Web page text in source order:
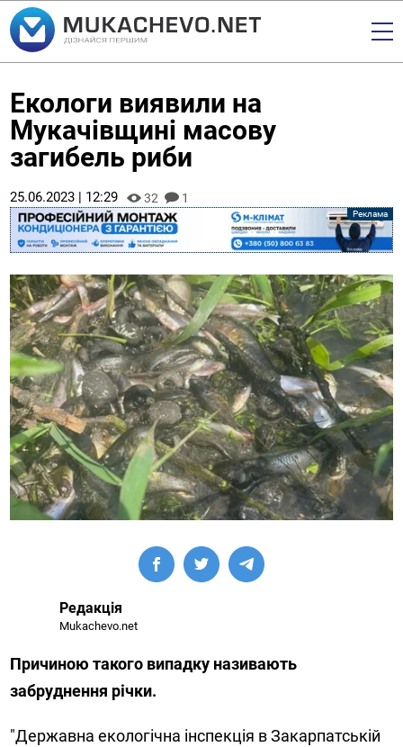
Екологи виявили на
Мукачівщині масову
загибель риби
25.06.2023 | 12:29 32 1
Редакція
Mukachevo.net
Причиною такого випадку називають
забруднення річки.
"Державна екологічна інспекція в Закарпатській